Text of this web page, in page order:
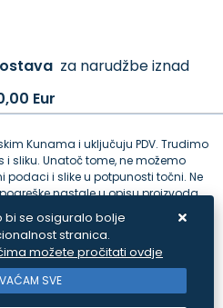
za narudžbe iznad
Eur
Kunama i uključuju PDV. Trudimo
sliku. Unatoč tome, ne možemo
i slike u potpunosti točni. Ne
nastale u opisu proizvoda,
te promjene cijena.
bi se osiguralo bolje
stranica.
možete pročitati ovdje
SVE